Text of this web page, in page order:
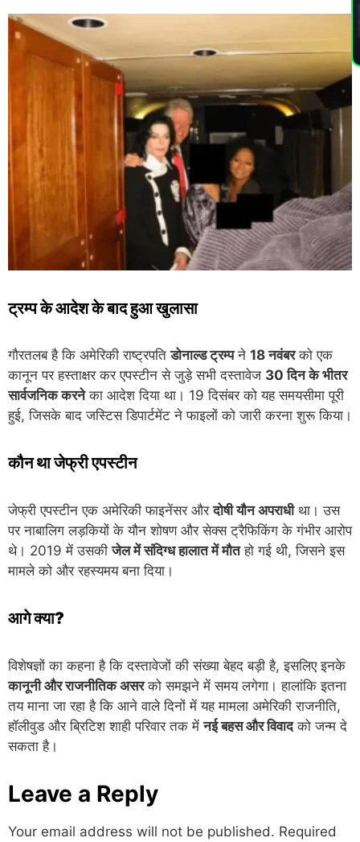
ट्रम्प के आदेश के बाद हुआ खुलासा
गौरतलब है कि अमेरिकी राष्ट्रपतिडोनाल्ड ट्रम्पने 18 नवंबरको एक
कानून पर हस्ताक्षर कर एपस्टीन से जुड़े सभी दस्तावेज 30 दिन के भीतर
सार्वजनिक करनेका आदेश दिया था। 19 दिसंबर को यह समयसीमा पूरी
हुई, जिसके बाद जस्टिस डिपार्टमेंट ने फाइलों को जारी करना शुरू किया।
कौन था जेफ्री एपस्टीन
जेफ्री एपस्टीन एक अमेरिकी फाइनेंसर औरदोषी यौन अपराधीथा। उस
पर नाबालिग लड़कियों के यौन शोषण और सेक्स ट्रैफिकिंग के गंभीर आरोप
थे। 2019 में उसकीजेल में संदिग्ध हालात में मौतहो गई थी, जिसने इस
मामले को और रहस्यमय बना दिया।
आगे क्या?
विशेषज्ञों का कहना है कि दस्तावेजों की संख्या बेहद बड़ी है, इसलिए इनके
कानूनी और राजनीतिक असरको समझने में समय लगेगा। हालांकि इतना
तय माना जा रहा है कि आने वाले दिनों में यह मामला अमेरिकी राजनीति,
हॉलीवुड और ब्रिटिश शाही परिवार तक मेंनई बहस और विवादको जन्म दे
सकता है।
Leave a Reply
Your email address will not be published. Required